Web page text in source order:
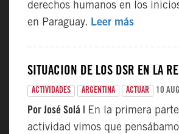
derechos humanos en los
en Paraguay. Leer más
SITUACIÓN DE LOS DSR EN LA
ACTIVIDADES ARGENTINA ACTUAR 10
Por José Solá | En la primera
actividad vimos que